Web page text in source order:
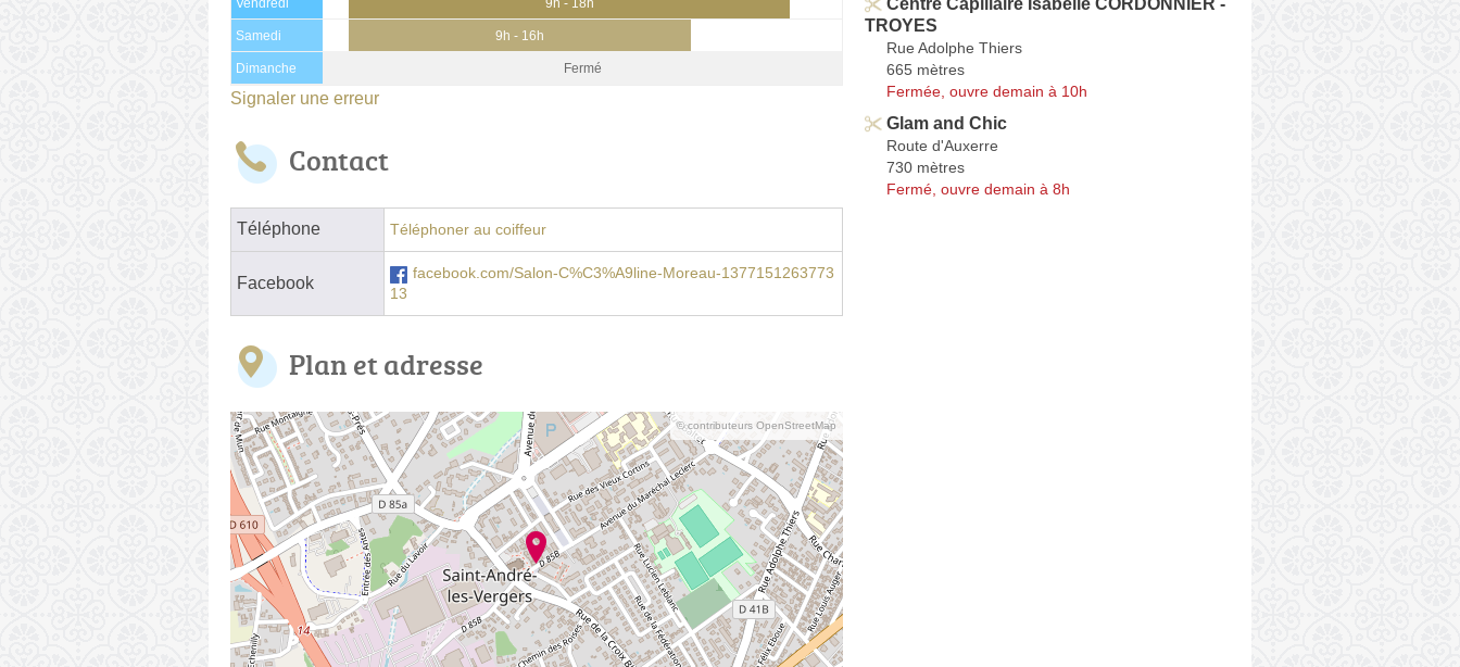
Vendredi 9h - 18h
Samedi 9h - 16h
Dimanche Fermé
Signaler une erreur
Contact
Téléphone Téléphoner au coiffeur
Facebook
facebook.com/Salon-C%C3%A9line-Moreau-1377151263773
13
Plan et adresse
© contributeurs OpenStreetMap
TROYES
Rue Adolphe Thiers
665 mètres
Fermée, ouvre demain à 10h
Glam and Chic
Route d'Auxerre
730 mètres
Fermé, ouvre demain à 8h